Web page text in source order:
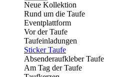
Neue Kollektion
Rund um die Taufe
Eventplattform
Vor der Taufe
Taufeinladungen
Sticker Taufe
Absenderaufkleber Taufe
Am Tag der Taufe